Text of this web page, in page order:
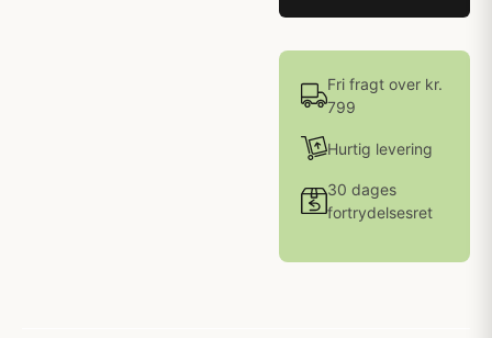
Fri fragt over kr.
799
Hurtig levering
30 dages
fortrydelsesret